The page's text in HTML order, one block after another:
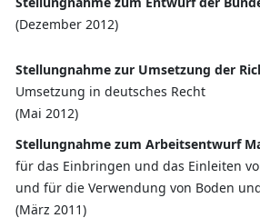
(Dezember 2012)
Stellungnahme zur Umsetzung der
Umsetzung in deutsches Recht
(Mai 2012)
Stellungnahme zum Arbeitsentwurf
für das Einbringen und das Einleiten
und für die Verwendung von Boden
(März 2011)